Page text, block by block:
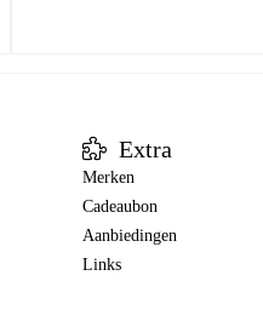
Extra
Merken
Cadeaubon
Aanbiedingen
Links